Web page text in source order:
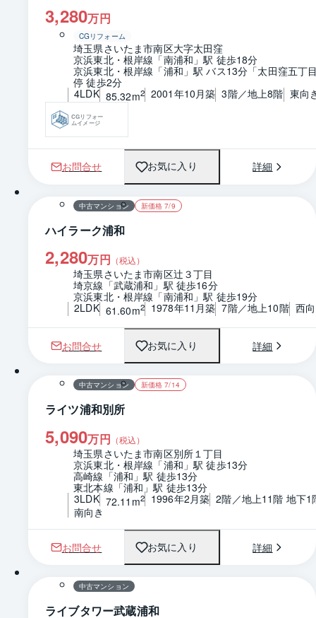
3,280万円
CGリフォーム
埼玉県さいたま市南区大字太田窪
京浜東北・根岸線「南浦和」駅 徒歩18分
京浜東北・根岸線「浦和」駅 バス13分「太田窪五丁
停 徒歩2分
4LDK 85.32m2 2001年10月築 3階／地上8階 東向
CGリフォー
ムイメージ
お問合せ お気に入り 詳細
1 / 0 間取り
中古マンション 新価格 7/9
ハイラーク浦和
2,280万円 （税込）
埼玉県さいたま市南区辻３丁目
埼京線「武蔵浦和」駅 徒歩16分
京浜東北・根岸線「南浦和」駅 徒歩19分
2LDK 61.60m2 1978年11月築 7階／地上10階 西
お問合せ お気に入り 詳細
1 / 0 間取り
中古マンション 新価格 7/14
ライツ浦和別所
5,090万円 （税込）
埼玉県さいたま市南区別所１丁目
京浜東北・根岸線「浦和」駅 徒歩13分
高崎線「浦和」駅 徒歩13分
東北本線「浦和」駅 徒歩13分
3LDK 72.11m2 1996年2月築 2階／地上11階 地下1
南向き
お問合せ お気に入り 詳細
1 / 0 間取り
中古マンション
ライブタワー武蔵浦和